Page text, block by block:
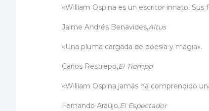
«William Ospina es un escritor innato.
Jaime Andrés Benavides,Altus
«Una pluma cargada de poesía y magia».
Carlos Restrepo,El Tiempo
«William Ospina jamás ha comprendido
Fernando Araújo,El Espectador